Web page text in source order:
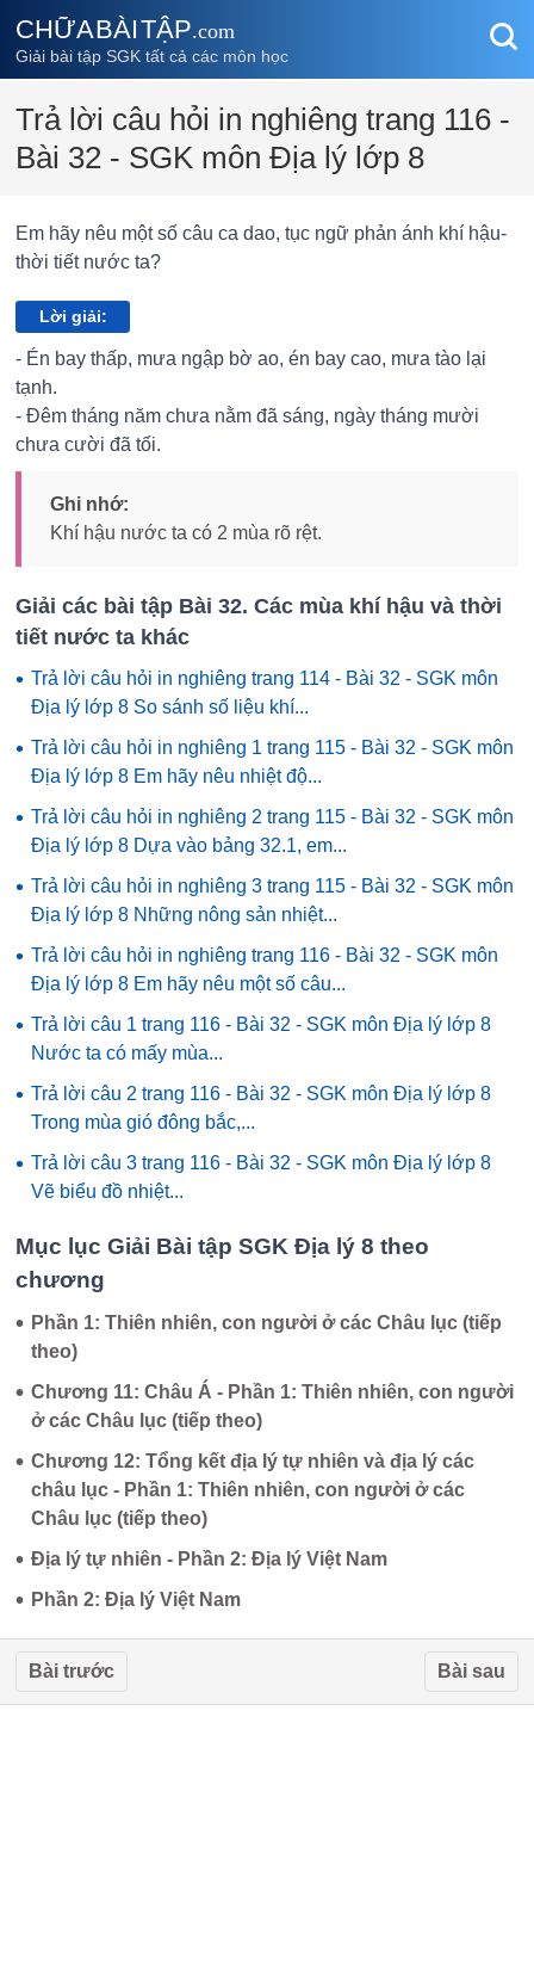
CHỮA BÀI TẬP.com
Giải bài tập SGK tất cả các môn học
Trả lời câu hỏi in nghiêng trang 116 -
Bài 32 - SGK môn Địa lý lớp 8
Em hãy nêu một số câu ca dao, tục ngữ phản ánh khí hậu-
thời tiết nước ta?
Lời giải:
- Én bay thấp, mưa ngập bờ ao, én bay cao, mưa tào lại
tạnh.
- Đêm tháng năm chưa nằm đã sáng, ngày tháng mười
chưa cười đã tối.
Ghi nhớ:
Khí hậu nước ta có 2 mùa rõ rệt.
Giải các bài tập Bài 32. Các mùa khí hậu và thời
tiết nước ta khác
• Trả lời câu hỏi in nghiêng trang 114 - Bài 32 - SGK môn
Địa lý lớp 8 So sánh số liệu khí...
• Trả lời câu hỏi in nghiêng 1 trang 115 - Bài 32 - SGK môn
Địa lý lớp 8 Em hãy nêu nhiệt độ...
• Trả lời câu hỏi in nghiêng 2 trang 115 - Bài 32 - SGK môn
Địa lý lớp 8 Dựa vào bảng 32.1, em...
• Trả lời câu hỏi in nghiêng 3 trang 115 - Bài 32 - SGK môn
Địa lý lớp 8 Những nông sản nhiệt...
• Trả lời câu hỏi in nghiêng trang 116 - Bài 32 - SGK môn
Địa lý lớp 8 Em hãy nêu một số câu...
• Trả lời câu 1 trang 116 - Bài 32 - SGK môn Địa lý lớp 8
Nước ta có mấy mùa...
• Trả lời câu 2 trang 116 - Bài 32 - SGK môn Địa lý lớp 8
Trong mùa gió đông bắc,...
• Trả lời câu 3 trang 116 - Bài 32 - SGK môn Địa lý lớp 8
Vẽ biểu đồ nhiệt...
Mục lục Giải Bài tập SGK Địa lý 8 theo
chương
• Phần 1: Thiên nhiên, con người ở các Châu lục (tiếp
theo)
• Chương 11: Châu Á - Phần 1: Thiên nhiên, con người
ở các Châu lục (tiếp theo)
• Chương 12: Tổng kết địa lý tự nhiên và địa lý các
châu lục - Phần 1: Thiên nhiên, con người ở các
Châu lục (tiếp theo)
• Địa lý tự nhiên - Phần 2: Địa lý Việt Nam
• Phần 2: Địa lý Việt Nam
Bài trước Bài sau